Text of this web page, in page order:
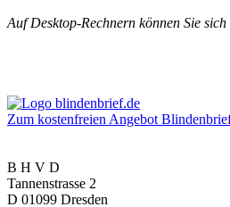
Auf Desktop-Rechnern können Sie
Zum kostenfreien Angebot
B H V D
Tannenstrasse 2
D 01099 Dresden